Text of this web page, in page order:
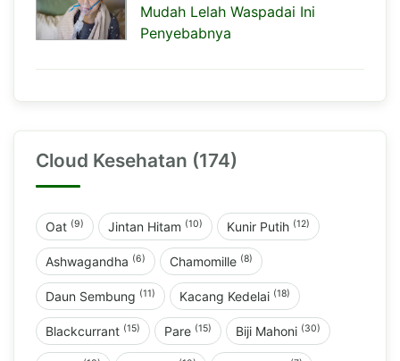
Mudah Lelah Waspadai Ini
Penyebabnya
Cloud Kesehatan (174)
Oat (9) Jintan Hitam (10) Kunir Putih (12)
Ashwagandha (6) Chamomille (8)
Daun Sembung (11) Kacang Kedelai (18)
Blackcurrant (15) Pare (15) Biji Mahoni (30)